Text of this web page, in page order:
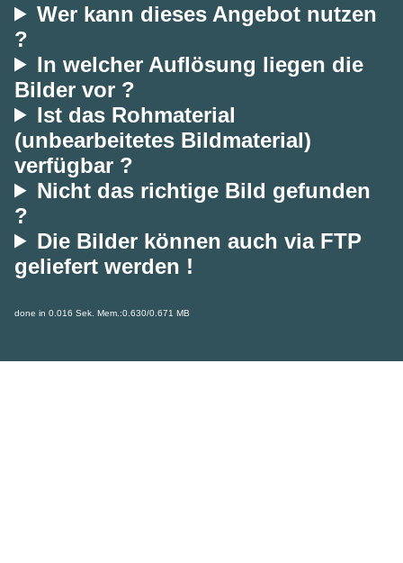
Wer kann dieses Angebot nutzen
?
In welcher Auflösung liegen die
Bilder vor ?
Ist das Rohmaterial
(unbearbeitetes Bildmaterial)
verfügbar ?
Nicht das richtige Bild gefunden
?
Die Bilder können auch via FTP
geliefert werden !
done in 0.016 Sek. Mem.:0.630/0.671 MB